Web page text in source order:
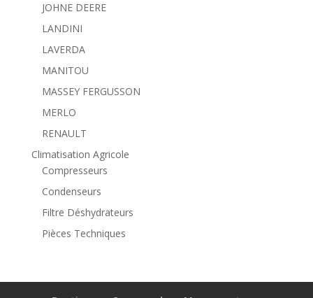
JOHNE DEERE
LANDINI
LAVERDA
MANITOU
MASSEY FERGUSSON
MERLO
RENAULT
Climatisation Agricole
Compresseurs
Condenseurs
Filtre Déshydrateurs
Pièces Techniques